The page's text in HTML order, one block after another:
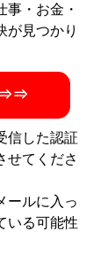
・お金・
見つかり
⇒⇒
信した認証
せてくださ
ールに入っ
いる可能性